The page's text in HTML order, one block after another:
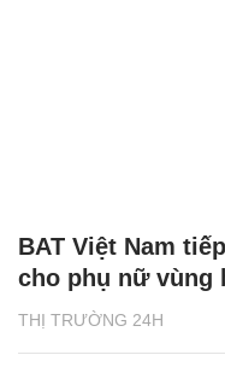
THỊ TRƯỜNG 24H
BAT Việt Nam
cho phụ nữ vùng